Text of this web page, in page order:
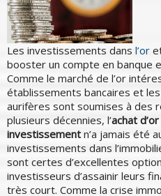
Les investissements dans l’or
booster un compte en banque
Comme le marché de l’or
établissements bancaires et
aurifères sont soumises à des
plusieurs décennies, l’achat
investissement n’a jamais été
investissements dans
sont certes d’excellentes
investisseurs d’assainir leurs
très court. Comme la crise